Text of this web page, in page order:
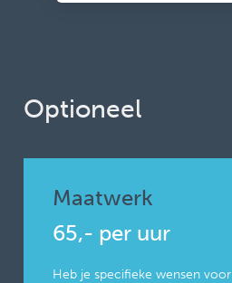
Optioneel
Maatwerk
65,- per uur
Heb je specifieke wensen voor